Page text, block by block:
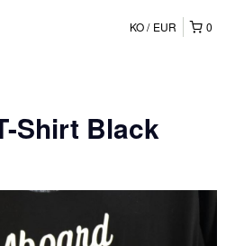
0
KO EUR
Shirt Black